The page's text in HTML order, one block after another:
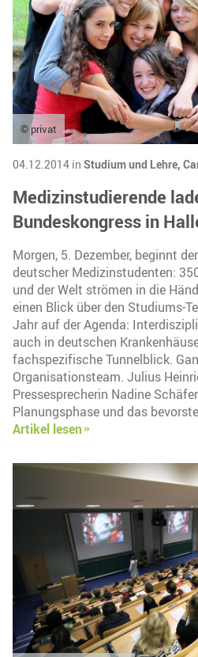
© privat
04.12.2014 in Studium und Lehre,
Medizinstudierende
Bundeskongress in
Morgen, 5. Dezember, beginnt
deutscher Medizinstudenten:
und der Welt strömen in die
einen Blick über den Studiums-
Jahr auf der Agenda:
auch in deutschen
fachspezifische Tunnelblick.
Organisationsteam. Julius
Pressesprecherin Nadine
Planungsphase und das
Artikel lesen